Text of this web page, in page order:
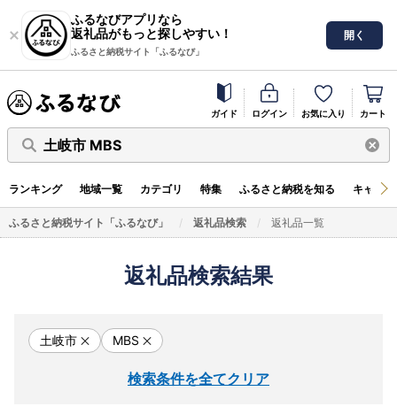
ふるなびアプリなら
返礼品がもっと探しやすい！
ふるさと納税サイト「ふるなび」
開く
ガイド ログイン お気に入り カート
土岐市 MBS
ランキング 地域一覧 カテゴリ 特集 ふるさと納税を知る キャン
ふるさと納税サイト「ふるなび」 返礼品検索 返礼品一覧
返礼品検索結果
土岐市 MBS
検索条件を全てクリア